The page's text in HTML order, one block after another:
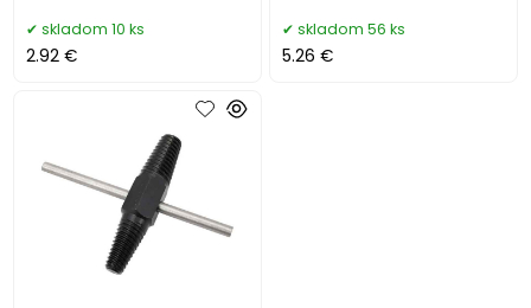
skladom 10 ks
2.92 €
skladom 56 ks
5.26 €